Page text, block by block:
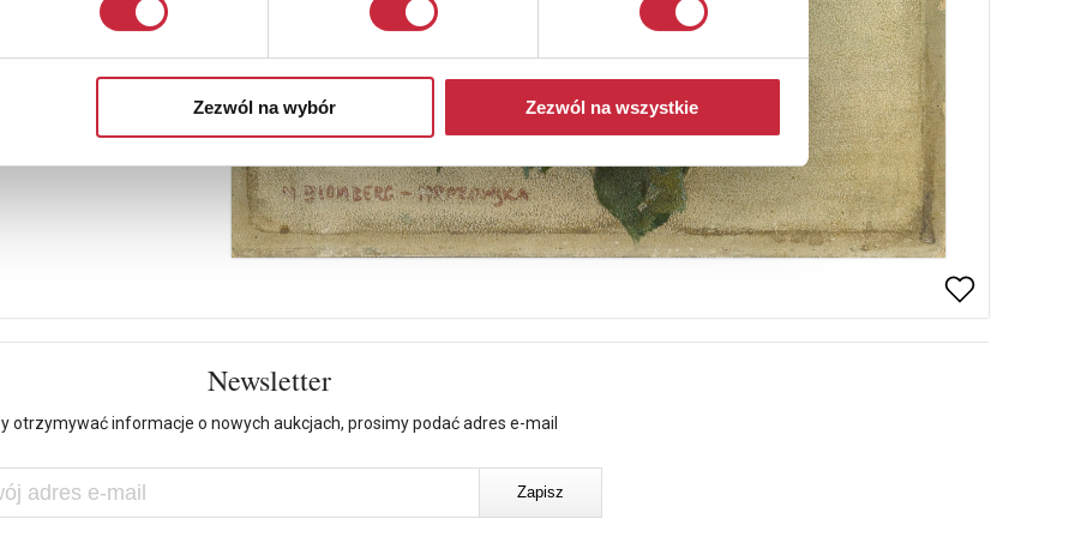
Zezwól na wybór Zezwól na wszystkie
Newsletter
otrzymywać informacje o nowych aukcjach, prosimy podać adres e-mail